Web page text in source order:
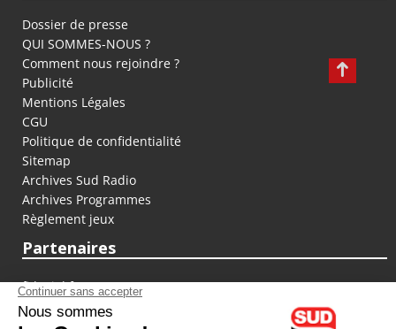
Dossier de presse
QUI SOMMES-NOUS ?
Comment nous rejoindre ?
Publicité
Mentions Légales
CGU
Politique de confidentialité
Sitemap
Archives Sud Radio
Archives Programmes
Règlement jeux
Partenaires
fiducial.fr
lyoncapitale.fr